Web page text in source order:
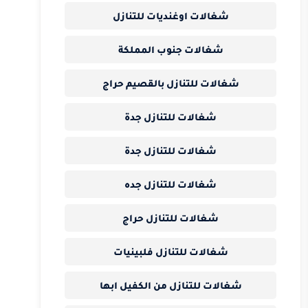
شغالات اوغنديات للتنازل
شغالات جنوب المملكة
شغالات للتنازل بالقصيم حراج
شغالات للتنازل جدة
شغالات للتنازل جدة
شغالات للتنازل جده
شغالات للتنازل حراج
شغالات للتنازل فلبينيات
شغالات للتنازل من الكفيل ابها